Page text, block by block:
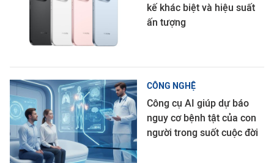
kế khác biệt và hiệu suất
ấn tượng
CÔNG NGHỆ
Công cụ AI giúp dự báo
nguy cơ bệnh tật của con
người trong suốt cuộc đời